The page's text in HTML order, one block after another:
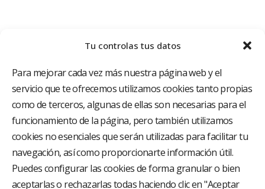
Tu controlas tus datos
Para mejorar cada vez más nuestra página web y el
servicio que te ofrecemos utilizamos cookies tanto propias
como de terceros, algunas de ellas son necesarias para el
funcionamiento de la página, pero también utilizamos
cookies no esenciales que serán utilizadas para facilitar tu
navegación, así como proporcionarte información útil.
Puedes configurar las cookies de forma granular o bien
aceptarlas o rechazarlas todas haciendo clic en "Aceptar
El Grupo Hospitalario HLA es uno de los proveedores
hospitalarios con mayor presencia en España, creado
con el objetivo de proporcionar el acceso a una
asistencia sanitaria de alto nivel. Nuestra red asistencial
está compuesta por 18 hospitales y 37 centros médicos
multiespecialidad.